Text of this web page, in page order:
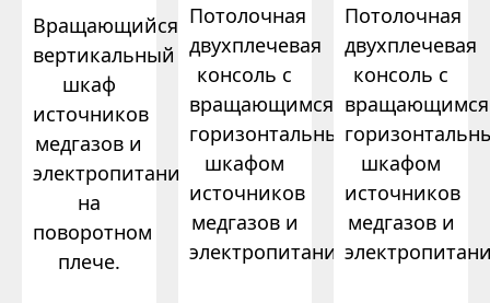
Вращающийся
вертикальный
шкаф
источников
медгазов и
электропитания
на
поворотном
плече.
Потолочная
двухплечевая
консоль с
вращающимся
горизонтальным
шкафом
источников
медгазов и
электропитания.
Потолочная
двухплечевая
консоль с
вращающимся
шкафом
источников
медгазов и